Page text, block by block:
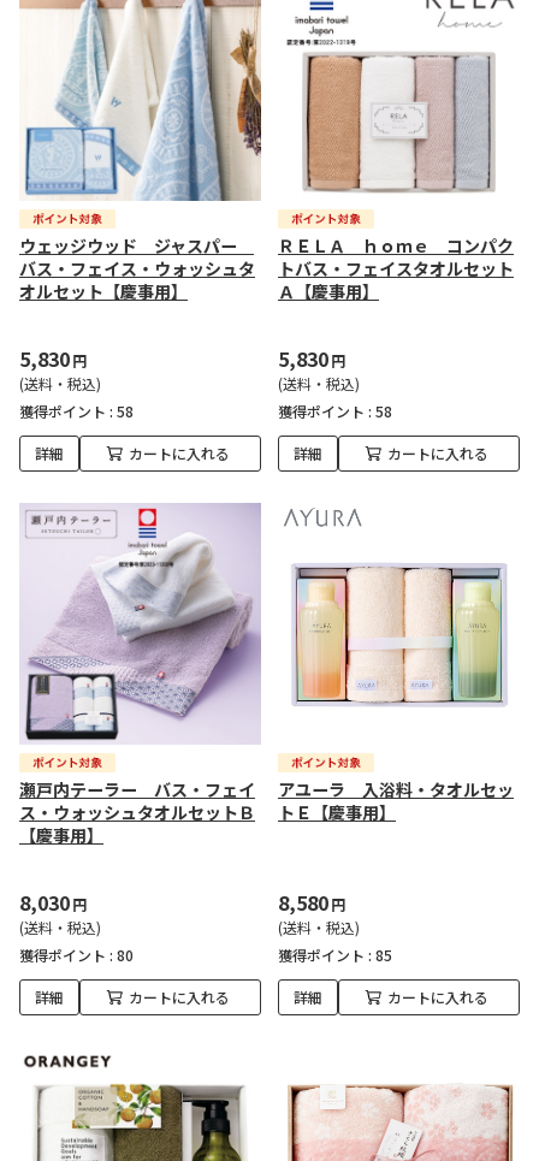
ウェッジウッド ジャスパー
バス・フェイス・ウォッシュタ
オルセット【慶事用】
5,830円
(送料・税込)
獲得ポイント : 58
詳細 カートに入れる
ＲＥＬＡ ｈｏｍｅ コンパク
トバス・フェイスタオルセット
Ａ【慶事用】
5,830円
(送料・税込)
獲得ポイント : 58
詳細 カートに入れる
瀬戸内テーラー バス・フェイ
ス・ウォッシュタオルセットＢ
【慶事用】
8,030円
(送料・税込)
獲得ポイント : 80
詳細 カートに入れる
アユーラ 入浴料・タオルセッ
トＥ【慶事用】
8,580円
(送料・税込)
獲得ポイント : 85
詳細 カートに入れる